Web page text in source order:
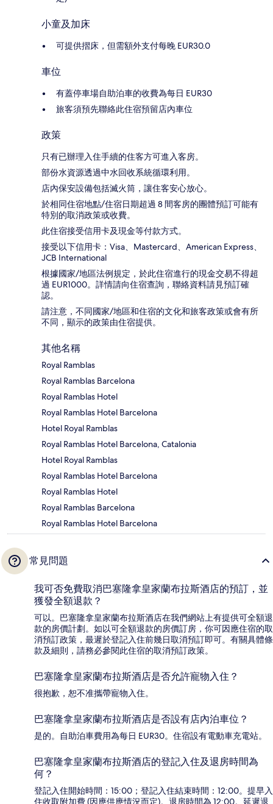
小童及加床
可提供摺床，但需額外支付每晚 EUR30.0
車位
有蓋停車場自助泊車的收費為每日 EUR30
旅客須預先聯絡此住宿預留店內車位
政策
只有已辦理入住手續的住客方可進入客房。
部份水資源透過中水回收系統循環利用。
店內保安設備包括滅火筒，讓住客安心放心。
於相同住宿地點/住宿日期超過 8 間客房的團體預訂可能有
特別的取消政策或收費。
此住宿接受信用卡及現金等付款方式。
接受以下信用卡：Visa、Mastercard、American Express、
JCB International
根據國家/地區法例規定，於此住宿進行的現金交易不得超
過 EUR1000。詳情請向住宿查詢，聯絡資料請見預訂確
認。
請注意，不同國家/地區和住宿的文化和旅客政策或會有所
不同，顯示的政策由住宿提供。
其他名稱
Royal Ramblas
Royal Ramblas Barcelona
Royal Ramblas Hotel
Royal Ramblas Hotel Barcelona
Hotel Royal Ramblas
Royal Ramblas Hotel Barcelona, Catalonia
Hotel Royal Ramblas
Royal Ramblas Hotel Barcelona
Royal Ramblas Hotel
Royal Ramblas Barcelona
Royal Ramblas Hotel Barcelona
常見問題
我可否免費取消巴塞隆拿皇家蘭布拉斯酒店的預訂，並
獲發全額退款？
可以。巴塞隆拿皇家蘭布拉斯酒店在我們網站上有提供可全額退
款的房價計劃。如以可全額退款的房價訂房，你可因應住宿的取
消預訂政策，最遲於登記入住前幾日取消預訂即可。有關具體條
款及細則，請務必參閱此住宿的取消預訂政策。
巴塞隆拿皇家蘭布拉斯酒店是否允許寵物入住？
很抱歉，恕不准攜帶寵物入住。
巴塞隆拿皇家蘭布拉斯酒店是否設有店內泊車位？
是的。自助泊車費用為每日 EUR30。住宿設有電動車充電站。
巴塞隆拿皇家蘭布拉斯酒店的登記入住及退房時間為
何？
登記入住開始時間：15:00；登記入住結束時間：12:00。提早入
住收取附加費 (因應供應情況而定)。退房時間為 12:00。延遲退